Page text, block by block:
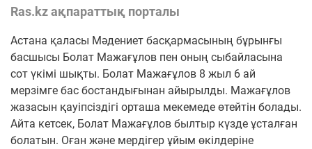
Ras.kz ақпараттық порталы
Астана қаласы Мәдениет басқармасының бұрынғы
басшысы Болат Мажағұлов пен оның сыбайласына
сот үкімі шықты. Болат Мажағұлов 8 жыл 6 ай
мерзімге бас бостандығынан айырылды. Мажағұлов
жазасын қауіпсіздігі орташа мекемеде өтейтін болады.
Айта кетсек, Болат Мажағұлов былтыр күзде ұсталған
болатын. Оған және мердігер ұйым өкілдеріне